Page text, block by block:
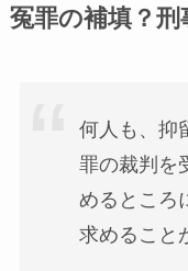
冤罪の補填？刑
何人も、抑
罪の裁判を
めるところ
求めること